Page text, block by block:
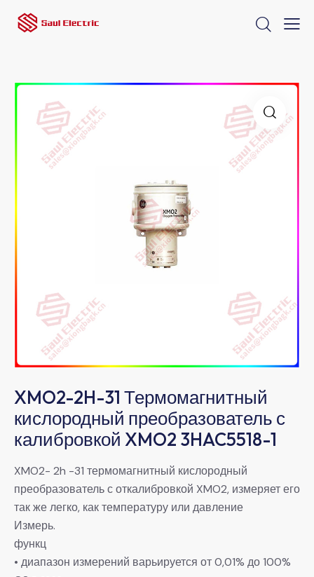
XMO2-2H-31 Термомагнитный
кислородный преобразователь с
калибровкой XMO2 3HAC5518-1
XMO2- 2h -31 термомагнитный кислородный
преобразователь с откалибровкой XMO2, измеряет его
так же легко, как температуру или давление
Измерь.
функц
• диапазон измерений варьируется от 0,01% до 100%